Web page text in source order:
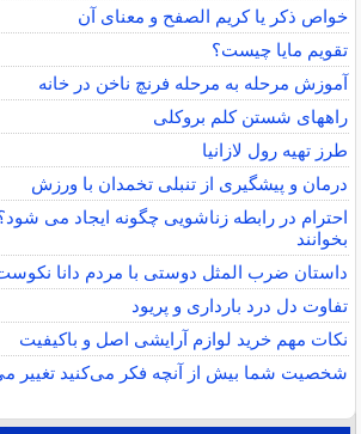
خواص ذکر یا کریم الصفح و معنای آن
تقویم مایا چیست؟
آموزش مرحله به مرحله فرنچ ناخن در خانه
راههای شستن کلم بروکلی
طرز تهیه رول لازانیا
درمان و پیشگیری از تنبلی تخمدان با ورزش
احترام در رابطه زناشویی چگونه ایجاد می
بخوانند
داستان ضرب المثل دوستی با مردم دانا
تفاوت دل درد بارداری و پریود
نکات مهم خرید لوازم آرایشی اصل و باکیفیت
شخصیت شما بیش از آنچه فکر می‌کنید تغییر